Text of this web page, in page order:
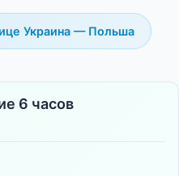
Украина — Польша
6 часов